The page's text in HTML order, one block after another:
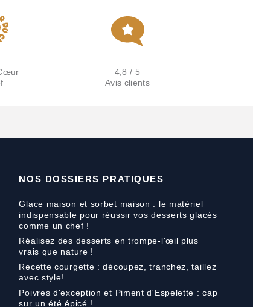
4,8 / 5
Avis clients
NOS DOSSIERS PRATIQUES
Glace maison et sorbet maison : le matériel
indispensable pour réussir vos desserts glacés
comme un chef !
Réalisez des desserts en trompe-l'œil plus
vrais que nature !
Recette courgette : découpez, tranchez, taillez
avec style!
Poivres d'exception et Piment d'Espelette : cap
sur un été épicé !